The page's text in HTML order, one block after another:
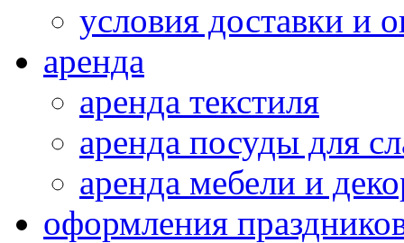
условия доставки и
аренда
аренда текстиля
аренда посуды для
аренда мебели и
оформления